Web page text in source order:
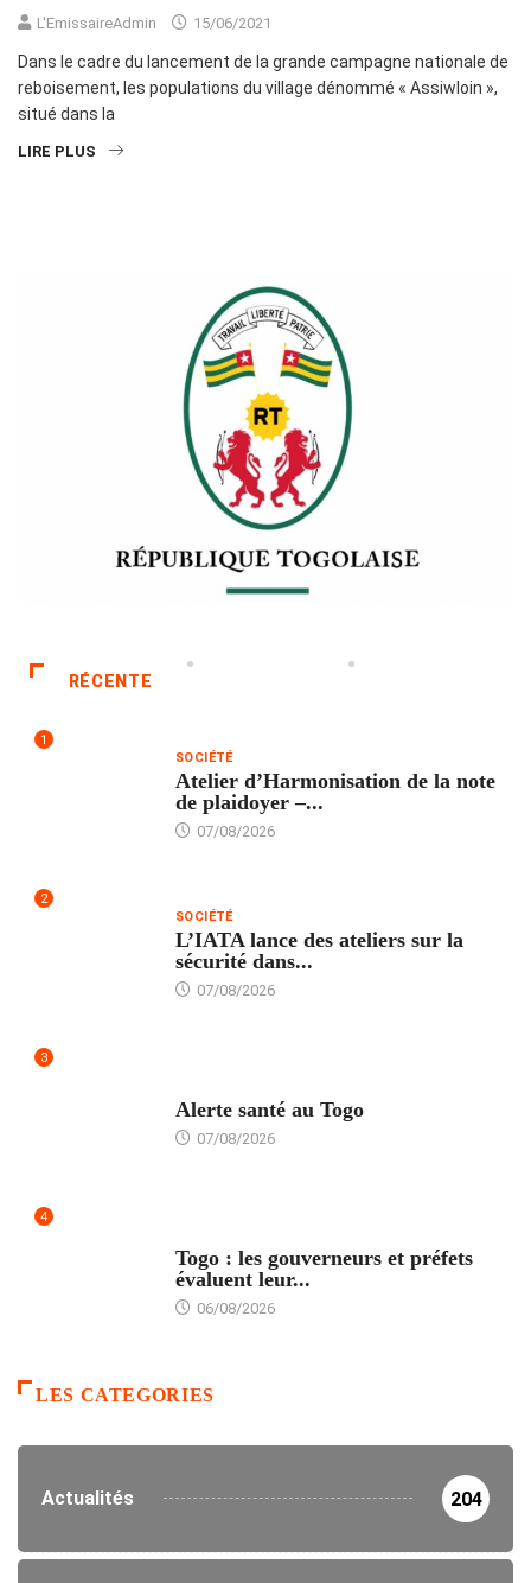
L'EmissaireAdmin 15/06/2021
Dans le cadre du lancement de la grande campagne nationale de
reboisement, les populations du village dénommé « Assiwloin »,
situé dans la
LIRE PLUS
RÉCENTE
1
SOCIÉTÉ
Atelier d’Harmonisation de la note
de plaidoyer –...
07/08/2026
2
SOCIÉTÉ
L’IATA lance des ateliers sur la
sécurité dans...
07/08/2026
3
Alerte santé au Togo
07/08/2026
4
Togo : les gouverneurs et préfets
évaluent leur...
06/08/2026
LES CATEGORIES
Actualités 204